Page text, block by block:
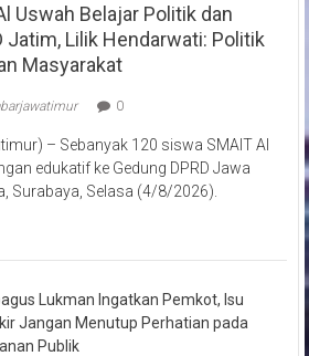
Uswah Belajar Politik dan
Jatim, Lilik Hendarwati: Politik
Masyarakat
0
– Sebanyak 120 siswa SMAIT Al
edukatif ke Gedung DPRD Jawa
Surabaya, Selasa (4/8/2026).
Lukman Ingatkan Pemkot, Isu
Jangan Menutup Perhatian pada
Publik